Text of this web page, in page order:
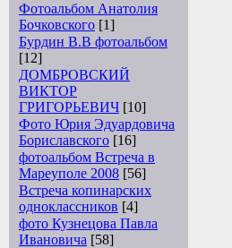
Фотоальбом Анатолия
Бочковского [1]
Бурдин В.В фотоальбом
[12]
ДОМБРОВСКИЙ
ВИКТОР
ГРИГОРЬЕВИЧ [10]
Фото Юрия Эдуардовича
Бориславского [16]
фотоальбом Встреча в
Мареуполе 2008 [56]
Встреча копинарских
одноклассников [4]
фото Кузнецова Павла
Ивановича [58]